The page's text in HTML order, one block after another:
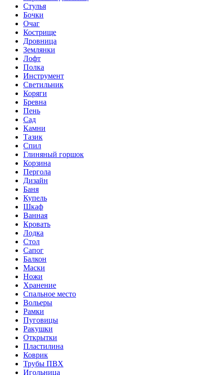
Стулья
Бочки
Очаг
Кострище
Дровница
Землянки
Лофт
Полка
Инструмент
Светильник
Коряги
Бревна
Пень
Сад
Камни
Тазик
Спил
Глиняный горшок
Корзина
Пергола
Дизайн
Баня
Купель
Шкаф
Ванная
Кровать
Лодка
Стол
Сапог
Балкон
Маски
Ножи
Хранение
Спальное место
Вольеры
Рамки
Пуговицы
Ракушки
Открытки
Пластилина
Коврик
Трубы ПВХ
Игольница